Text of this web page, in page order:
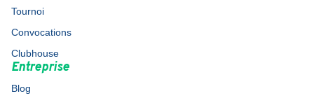
Tournoi
Convocations
Clubhouse
Entreprise
Blog